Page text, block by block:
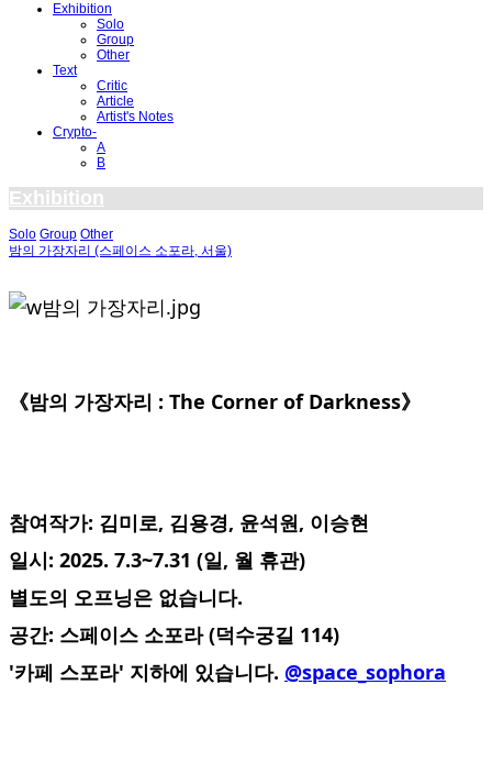
Exhibition
Solo
Group
Other
Text
Critic
Article
Artist's Notes
Crypto-
A
B
Exhibition
Solo Group Other
밤의 가장자리 (스페이스 소포라, 서울)
《밤의 가장자리 : The Corner of Darkness》
참여작가: 김미로, 김용경, 윤석원, 이승현
일시: 2025. 7.3~7.31 (일, 월 휴관)
별도의 오프닝은 없습니다.
공간: 스페이스 소포라 (덕수궁길 114)
'카페 스포라' 지하에 있습니다. @space_sophora